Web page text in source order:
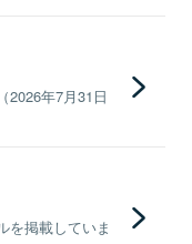
2026年7月31日
を掲載していま